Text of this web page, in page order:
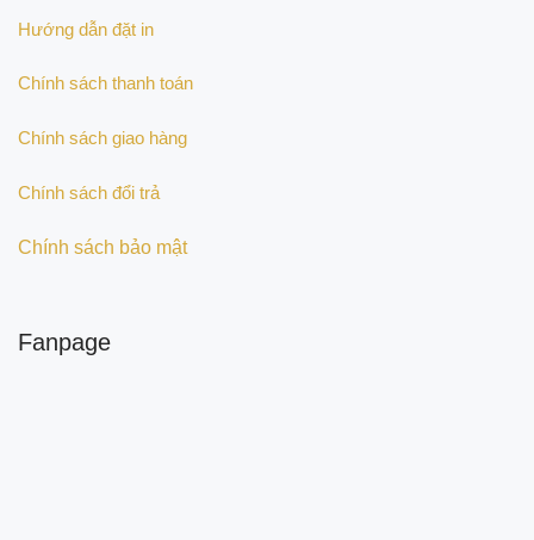
Hướng dẫn đặt in
Chính sách thanh toán
Chính sách giao hàng
Chính sách đổi trả
Chính sách bảo mật
Fanpage